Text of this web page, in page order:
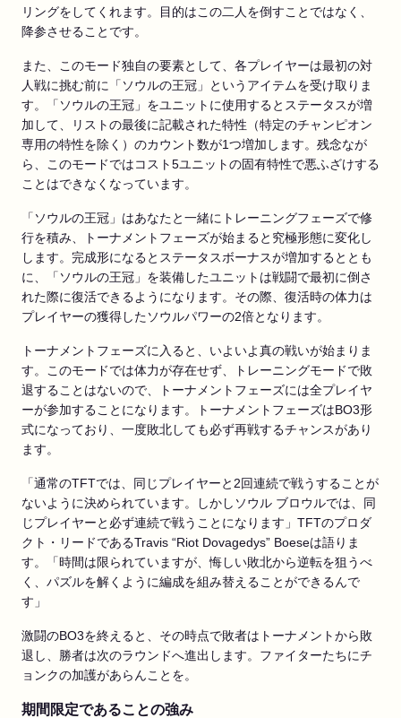
リングをしてくれます。目的はこの二人を倒すことではなく、
降参させることです。
また、このモード独自の要素として、各プレイヤーは最初の対
人戦に挑む前に「ソウルの王冠」というアイテムを受け取りま
す。「ソウルの王冠」をユニットに使用するとステータスが増
加して、リストの最後に記載された特性（特定のチャンピオン
専用の特性を除く）のカウント数が1つ増加します。残念なが
ら、このモードではコスト5ユニットの固有特性で悪ふざけする
ことはできなくなっています。
「ソウルの王冠」はあなたと一緒にトレーニングフェーズで修
行を積み、トーナメントフェーズが始まると究極形態に変化し
します。完成形になるとステータスボーナスが増加するととも
に、「ソウルの王冠」を装備したユニットは戦闘で最初に倒さ
れた際に復活できるようになります。その際、復活時の体力は
プレイヤーの獲得したソウルパワーの2倍となります。
トーナメントフェーズに入ると、いよいよ真の戦いが始まりま
す。このモードでは体力が存在せず、トレーニングモードで敗
退することはないので、トーナメントフェーズには全プレイヤ
ーが参加することになります。トーナメントフェーズはBO3形
式になっており、一度敗北しても必ず再戦するチャンスがあり
ます。
「通常のTFTでは、同じプレイヤーと2回連続で戦うすることが
ないように決められています。しかしソウル ブロウルでは、同
じプレイヤーと必ず連続で戦うことになります」TFTのプロダ
クト・リードであるTravis “Riot Dovagedys” Boeseは語りま
す。「時間は限られていますが、悔しい敗北から逆転を狙うべ
く、パズルを解くように編成を組み替えることができるんで
す」
激闘のBO3を終えると、その時点で敗者はトーナメントから敗
退し、勝者は次のラウンドへ進出します。ファイターたちにチ
ョンクの加護があらんことを。
期間限定であることの強み